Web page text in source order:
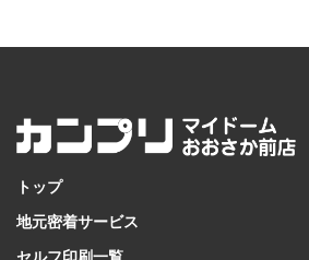
トップ
地元密着サービス
セルフ印刷一覧